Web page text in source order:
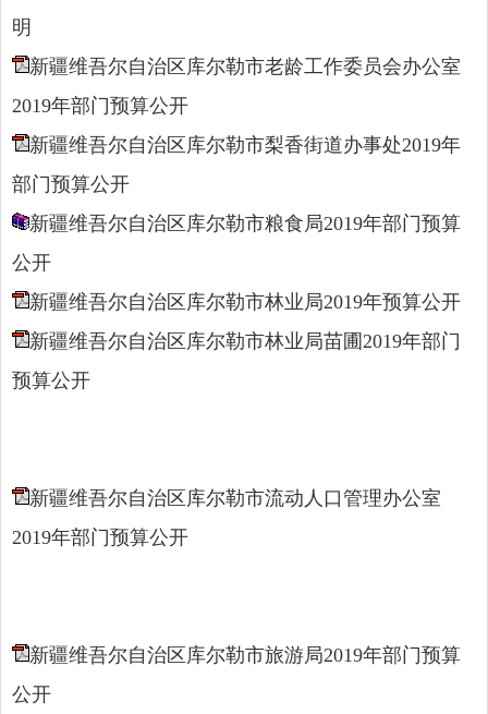
明
新疆维吾尔自治区库尔勒市老龄工作委员会办公室
2019年部门预算公开
新疆维吾尔自治区库尔勒市梨香街道办事处2019年
部门预算公开
新疆维吾尔自治区库尔勒市粮食局2019年部门预算
公开
新疆维吾尔自治区库尔勒市林业局2019年预算公开
新疆维吾尔自治区库尔勒市林业局苗圃2019年部门
预算公开
新疆维吾尔自治区库尔勒市流动人口管理办公室
2019年部门预算公开
新疆维吾尔自治区库尔勒市旅游局2019年部门预算
公开